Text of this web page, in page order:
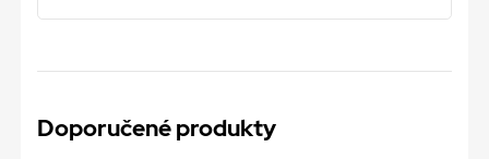
Doporučené produkty